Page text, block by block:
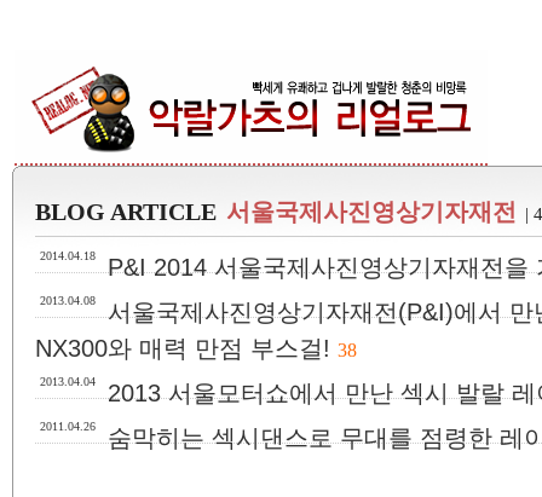
BLOG ARTICLE 서울국제사진영상기자재전 |
2014.04.18 P&I 2014 서울국제사진영상기자재전을
2013.04.08
서울국제사진영상기자재전(P&I)에서
NX300와 매력 만점 부스걸! 38
2013.04.04 2013 서울모터쇼에서 만난 섹시 발랄
2011.04.26 숨막히는 섹시댄스로 무대를 점령한 레